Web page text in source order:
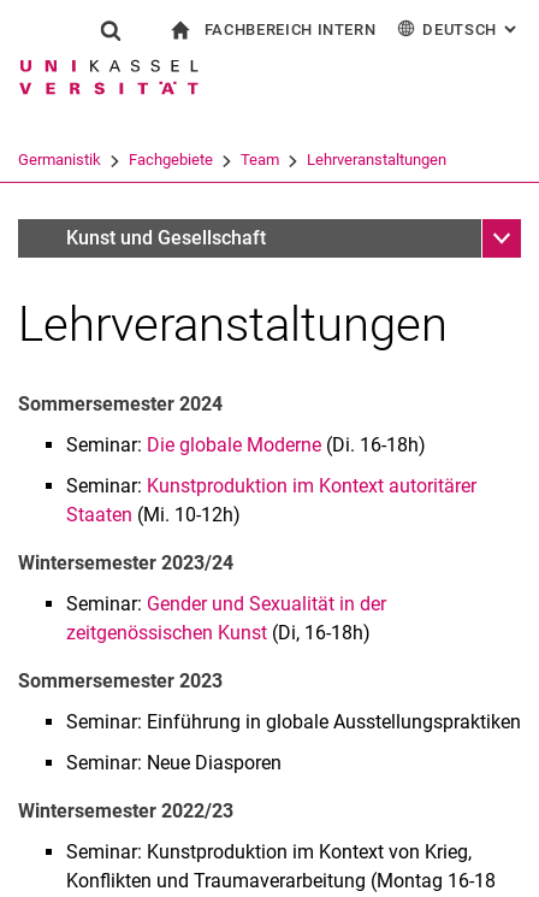
Springe direkt zu: Inhalt
Springe direkt zu: Suche
Springe direkt zu:
Suchformular
Suchbegriff
Suchen (öffnet externen Link in einem
FACHBEREICH INTERN DEUTSCH :
Italiano
Germanistik Fachgebiete Team Lehrveranstaltungen
Dr. Charlotte Bank
Kunst und Gesellschaft
Prof. Dr. Liliana Gómez
Luisa E. Standop
Sebastián Vargas Álvarez
Adriana García Galán
Laura Jácome-Orozco
Elena Brückner
Sarah Weinfurter
Lehrveranstaltungen
Sommersemester 2024
Seminar: Die globale Moderne (Di. 16-18h)
Seminar: Kunstproduktion im Kontext autoritärer
Staaten (Mi. 10-12h)
Wintersemester 2023/24
Seminar: Gender und Sexualität in der
zeitgenössischen Kunst (Di, 16-18h)
Sommersemester 2023
Seminar: Einführung in globale Ausstellungspraktiken
Seminar: Neue Diasporen
Wintersemester 2022/23
Seminar: Kunstproduktion im Kontext von Krieg,
Konflikten und Traumaverarbeitung (Montag 16-18